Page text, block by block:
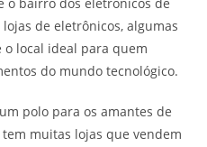
de eletrônicos, algumas
o local ideal para quem
do mundo tecnológico.
polo para os amantes de
muitas lojas que vendem